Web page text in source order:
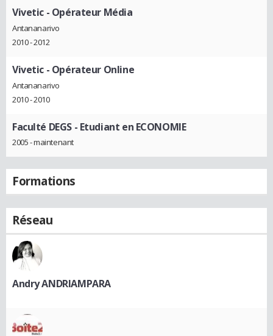
Vivetic - Opérateur Média
Antananarivo
2010 - 2012
Vivetic - Opérateur Online
Antananarivo
2010 - 2010
Faculté DEGS- Etudiant en ECONOMIE
2005 - maintenant
Formations
Réseau
Andry ANDRIAMPARA